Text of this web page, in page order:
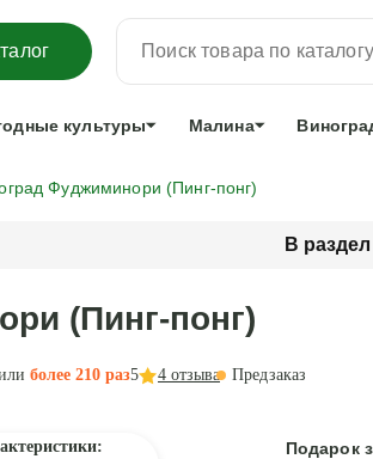
ПРЕДЗАКАЗ =ЗАБРОНИРОВАТЬ
Гарантии
культуры Малина
Фуджиминори (Пинг-понг)
В
(Пинг-понг)
более 210 раз5 4 отзыва Предзаказ
Подарок